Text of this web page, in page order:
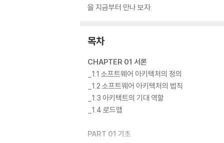
을 지금부터 만나 보자.
목차
CHAPTER 01 서론
_1.1 소프트웨어 아키텍처의 정의
_1.2 소프트웨어 아키텍처의 법칙
_1.3 아키텍트의 기대 역할
_1.4 로드맵
PART 01 기초